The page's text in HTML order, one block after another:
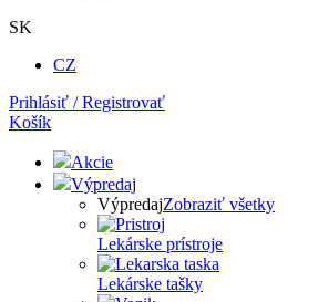
SK
CZ
Prihlásiť / Registrovať
Košík
Akcie
Výpredaj
VýpredajZobraziť všetky
Lekárske prístroje
Lekárske tašky